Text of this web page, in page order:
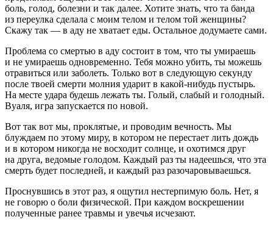
боль, голод, болезни и так далее. Хотите знать, что та банда
из переулка сделала с моим телом и телом той женщины?
Скажу так — в аду не хватает еды. Остальное додумаете сами.
Проблема со смертью в аду состоит в том, что ты умираешь
и не умираешь одновременно. Тебя можно убить, ты можешь
отравиться или заболеть. Только вот в следующую секунду
после твоей смерти молния ударит в какой-нибудь пустырь.
На месте удара будешь лежать ты. Голый, слабый и голодный.
Вуаля, игра запускается по новой.
Вот так вот мы, проклятые, и проводим вечность. Мы
блуждаем по этому миру, в котором не перестает лить дождь
и в котором никогда не восходит солнце, и охотимся друг
на друга, ведомые голодом. Каждый раз ты надеешься, что эта
смерть будет последней, и каждый раз разочаровываешься.
Проснувшись в этот раз, я ощутил нестерпимую боль. Нет, я
не говорю о боли физической. При каждом воскрешении
полученные ранее травмы и увечья исчезают.